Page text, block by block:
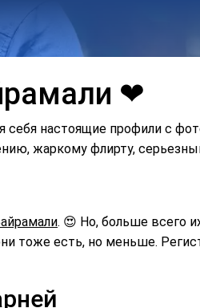
❤
себя настоящие профили с
жаркому флирту,
. 😍 Но, больше всего
тоже есть, но меньше.